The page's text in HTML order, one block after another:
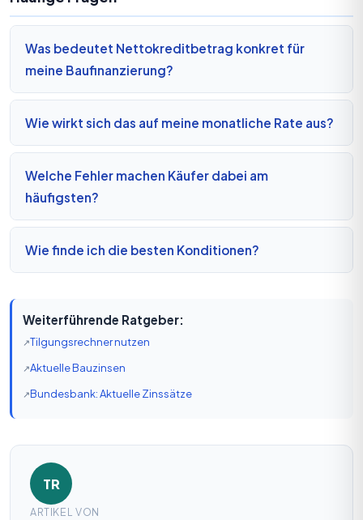
Was bedeutet Nettokreditbetrag konkret für
meine Baufinanzierung?
Wie wirkt sich das auf meine monatliche Rate aus?
Welche Fehler machen Käufer dabei am
häufigsten?
Wie finde ich die besten Konditionen?
Weiterführende Ratgeber:
Tilgungsrechner nutzen
Aktuelle Bauzinsen
Bundesbank: Aktuelle Zinssätze
TR
ARTIKEL VON